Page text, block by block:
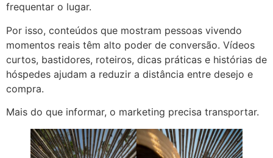
frequentar o lugar.
Por isso, conteúdos que mostram pessoas vivendo
momentos reais têm alto poder de conversão. Vídeos
curtos, bastidores, roteiros, dicas práticas e histórias de
hóspedes ajudam a reduzir a distância entre desejo e
compra.
Mais do que informar, o marketing precisa transportar.